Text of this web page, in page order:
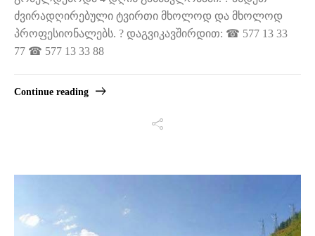
ძვირადღირებული ტვირთი მხოლოდ და მხოლოდ
პროფესიონალებს. ? დაგვიკავშირდით: ☎ 577 13 33
77 ☎ 577 13 33 88
Continue reading